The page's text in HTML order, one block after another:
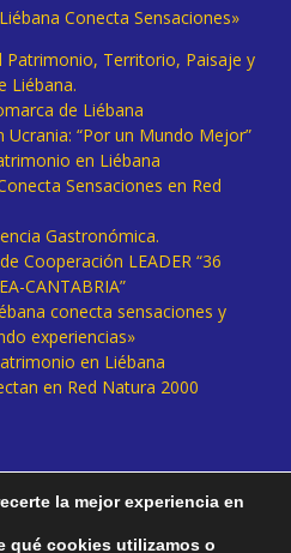
Conecta Sensaciones»
Patrimonio, Territorio, Paisaje y
Liébana.
de Liébana
“Por un Mundo Mejor”
en Liébana
Sensaciones en Red
Gastronómica.
Cooperación LEADER “36
CANTABRIA”
conecta sensaciones y
experiencias»
en Liébana
en Red Natura 2000
la mejor experiencia en
qué cookies utilizamos o